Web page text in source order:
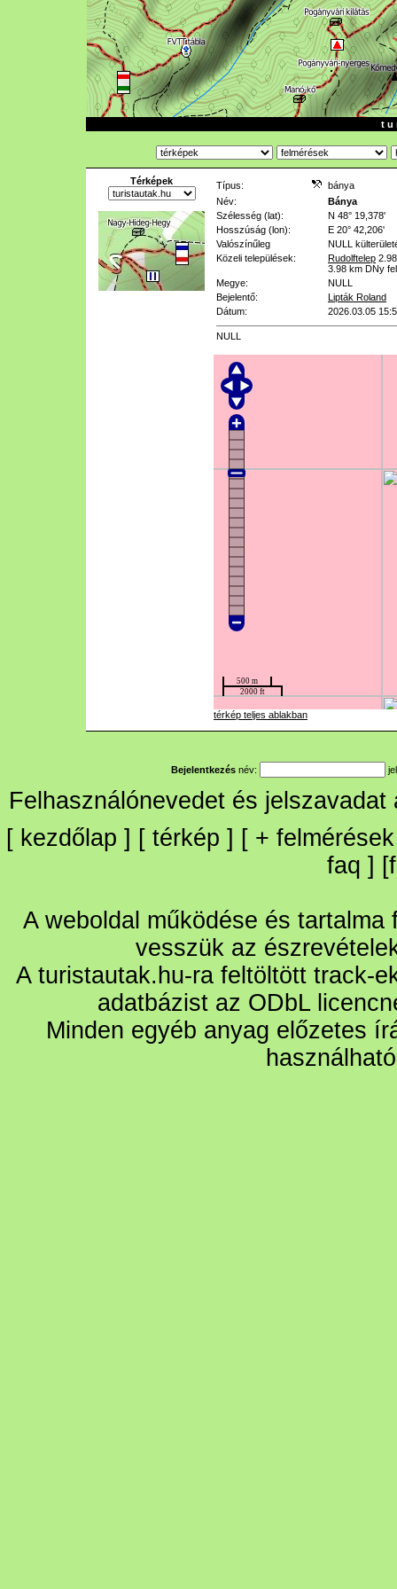
t u
Térképek Típus:
bánya
Név:
Bánya
Szélesség (lat):
N 48° 19,378'
Hosszúság (lon):
E 20° 42,206'
Valószínűleg
NULL
Közeli települések:
Rudolftelep
3.98 km DNy
Megye:
NULL
Bejelentő:
Lipták Roland
Dátum:
2026.03.05
NULL
térkép teljes ablakban
Bejelentkezés név:
Felhasználónevedet és
[ kezdőlap ] [ térkép ] [ + felmérések
faq ] [
A weboldal működése és
vesszük az
A turistautak.hu-ra feltöltött track-
adatbázist az ODbL
Minden egyéb anyag előzetes